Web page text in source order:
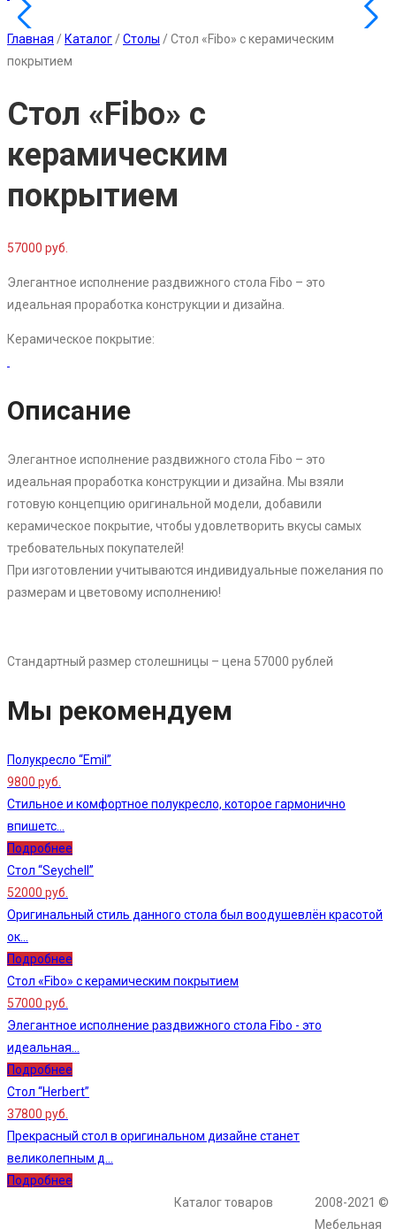
Главная / Каталог /Столы /Стол «Fibo» с керамическим
покрытием
Стол «Fibo» с
керамическим
покрытием
57000 руб.
Элегантное исполнение раздвижного стола Fibo – это
идеальная проработка конструкции и дизайна.
Керамическое покрытие:
Описание
Элегантное исполнение раздвижного стола Fibo – это
идеальная проработка конструкции и дизайна. Мы взяли
готовую концепцию оригинальной модели, добавили
керамическое покрытие, чтобы удовлетворить вкусы самых
требовательных покупателей!
При изготовлении учитываются индивидуальные пожелания по
размерам и цветовому исполнению!
Стандартный размер столешницы – цена 57000 рублей
Мы рекомендуем
Полукресло “Emil”
9800 руб.
Стильное и комфортное полукресло, которое гармонично
впишетс...
Подробнее
Стол “Seychell”
52000 руб.
Оригинальный стиль данного стола был воодушевлён красотой
ок...
Подробнее
Стол «Fibo» с керамическим покрытием
57000 руб.
Элегантное исполнение раздвижного стола Fibo - это
идеальная...
Подробнее
Стол “Herbert”
37800 руб.
Прекрасный стол в оригинальном дизайне станет
великолепным д...
Подробнее
Каталог товаров
2008-2021 ©
Мебельная